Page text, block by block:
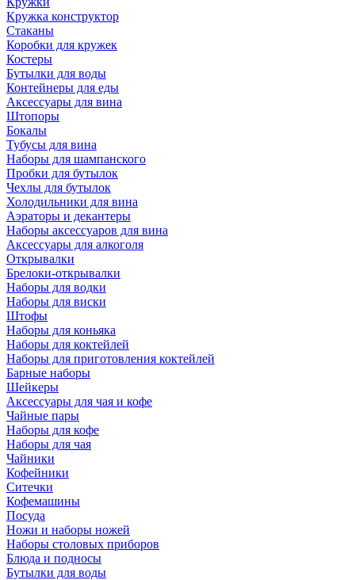
Кружка конструктор
Стаканы
Коробки для кружек
Костеры
Бутылки для воды
Контейнеры для еды
Аксессуары для вина
Штопоры
Бокалы
Тубусы для вина
Наборы для шампанского
Пробки для бутылок
Чехлы для бутылок
Холодильники для вина
Аэраторы и декантеры
Наборы аксессуаров для вина
Аксессуары для алкоголя
Открывалки
Брелоки-открывалки
Наборы для водки
Наборы для виски
Штофы
Наборы для коньяка
Наборы для коктейлей
Наборы для приготовления коктейлей
Барные наборы
Шейкеры
Аксессуары для чая и кофе
Чайные пары
Наборы для кофе
Наборы для чая
Чайники
Кофейники
Ситечки
Кофемашины
Посуда
Ножи и наборы ножей
Наборы столовых приборов
Блюда и подносы
Бутылки для воды